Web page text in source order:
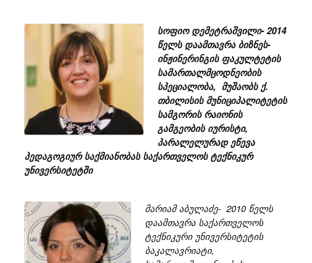
სოფიო დემეტრაშვილი- 2014
წელს დაამთავრა ბიზნეს-
ინჟინერინგის ფაკულტეტის
სამართალმცოდნეობის
სპეციალობა, მუშაობს ქ.
თბილისის მუნიციპალიტეტის
სამგორის რაიონის
გამგეობის იურისტი,
პარალელურად ეწევა
პედაგოგიურ საქმიანობას საქართველოს ტექნიკურ
უნივერსიტეტში
მარიამ აბულაძე- 2010 წელს
დაამთავრა საქართველოს
ტექნიკური უნივერსიტეტის
ბაკალავრიატი,